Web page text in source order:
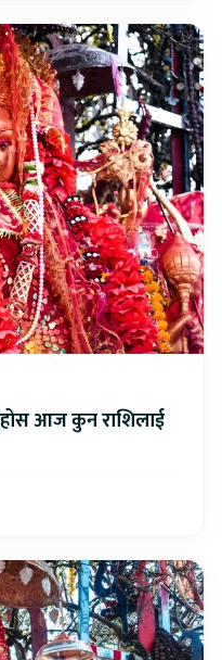
आज कुन राशिलाई